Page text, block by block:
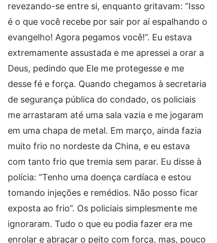
revezando-se entre si, enquanto gritavam: “Isso
é o que você recebe por sair por aí espalhando o
evangelho! Agora pegamos você!”. Eu estava
extremamente assustada e me apressei a orar a
Deus, pedindo que Ele me protegesse e me
desse fé e força. Quando chegamos à secretaria
de segurança pública do condado, os policiais
me arrastaram até uma sala vazia e me jogaram
em uma chapa de metal. Em março, ainda fazia
muito frio no nordeste da China, e eu estava
com tanto frio que tremia sem parar. Eu disse à
polícia: “Tenho uma doença cardíaca e estou
tomando injeções e remédios. Não posso ficar
exposta ao frio”. Os policiais simplesmente me
ignoraram. Tudo o que eu podia fazer era me
enrolar e abraçar o peito com força, mas, pouco